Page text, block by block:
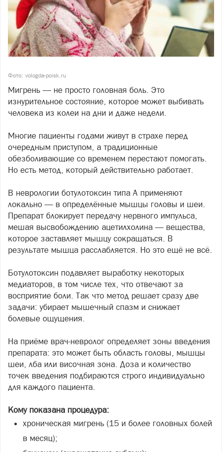
Фото: vologda-poisk.ru
Мигрень — не просто головная боль. Это
изнурительное состояние, которое может выбивать
человека из колеи на дни и даже недели.
Многие пациенты годами живут в страхе перед
очередным приступом, а традиционные
обезболивающие со временем перестают помогать.
Но есть метод, который действительно работает.
В неврологии ботулотоксин типа А применяют
локально — в определённые мышцы головы и шеи.
Препарат блокирует передачу нервного импульса,
мешая высвобождению ацетилхолина — вещества,
которое заставляет мышцу сокращаться. В
результате мышца расслабляется. Но это ещё не всё.
Ботулотоксин подавляет выработку некоторых
медиаторов, в том числе тех, что отвечают за
восприятие боли. Так что метод решает сразу две
задачи: убирает мышечный спазм и снижает
болевые ощущения.
На приёме врач-невролог определяет зоны введения
препарата: это может быть область головы, мышцы
шеи, лба или височная зона. Доза и количество
точек введения подбираются строго индивидуально
для каждого пациента.
Кому показана процедура:
хроническая мигрень (15 и более головных болей
в месяц);